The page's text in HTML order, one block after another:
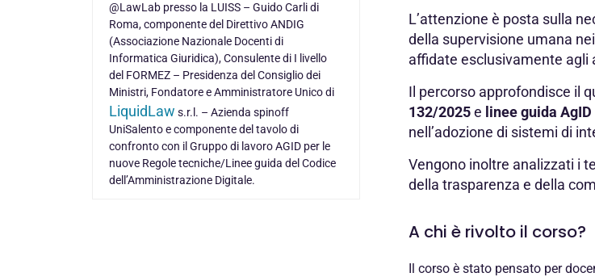
@LawLab presso la LUISS – Guido Carli di
Roma, componente del Direttivo ANDIG
(Associazione Nazionale Docenti di
Informatica Giuridica), Consulente di I livello
del FORMEZ – Presidenza del Consiglio dei
Ministri, Fondatore e Amministratore Unico di
LiquidLaw s.r.l. – Azienda spinoff
UniSalento e componente del tavolo di
confronto con il Gruppo di lavoro AGID per le
nuove Regole tecniche/Linee guida del Codice
dell’Amministrazione Digitale.
L’attenzione è posta sulla
della supervisione umana
affidate esclusivamente agli
Il percorso approfondisce il
132/2025e linee guida AgID
nell’adozione di sistemi di
Vengono inoltre analizzati i
della trasparenza e della
A chi è rivolto il corso?
Il corso è stato pensato per